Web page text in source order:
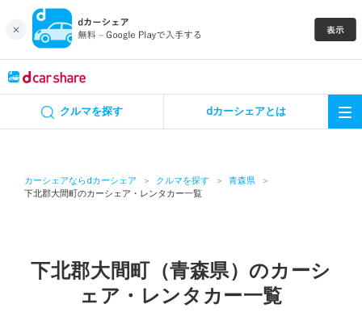
クルマを探す dカーシェアとは
カーシェアならdカーシェア クルマを探す
青森県
下北郡大間町のカーシェア・レンタカー一覧
下北郡大間町（青森県）のカーシ
ェア・レンタカー一覧
カーシェア
特集